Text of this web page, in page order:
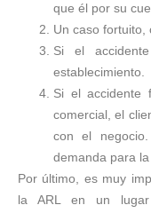
que él por su
Un caso fortuito,
Si el
establecimiento.
Si el accidente
comercial, el
con el
demanda para
Por último, es muy
la ARL en un